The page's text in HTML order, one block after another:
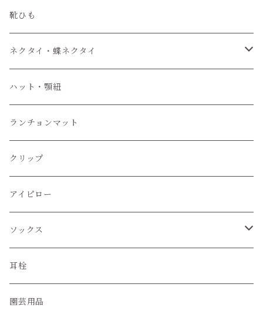
靴ひも
ネクタイ・蝶ネクタイ
ワンタッチネクタイ
蝶ネクタイ
ハット・顎紐
ランチョンマット
クリップ
アイピロー
ソックス
ハイソックス
クルー丈ソックス
耳栓
園芸用品